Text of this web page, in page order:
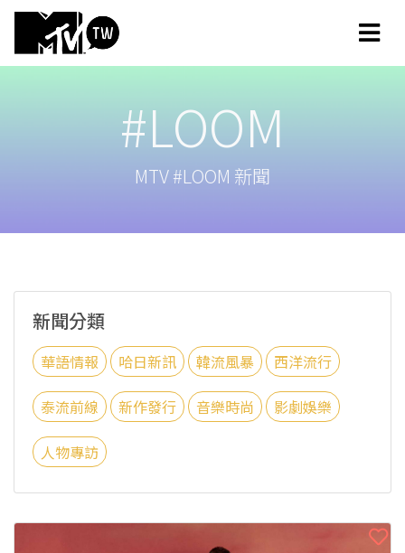
#LOOM
MTV #LOOM 新聞
新聞分類
華語情報 哈日新訊 韓流風暴 西洋流行
泰流前線 新作發行 音樂時尚 影劇娛樂
人物專訪